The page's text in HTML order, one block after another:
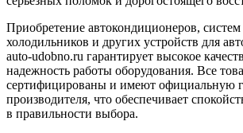
Приобретение автокондиционеров, систем
холодильников и других устройств для
auto-udobno.ru гарантирует высокое
надежность работы оборудования. Все
сертифицированы и имеют официальную
производителя, что обеспечивает
в правильности выбора.